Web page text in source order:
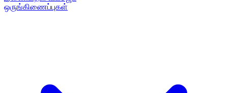
ஒருங்கிணைப்புகள்